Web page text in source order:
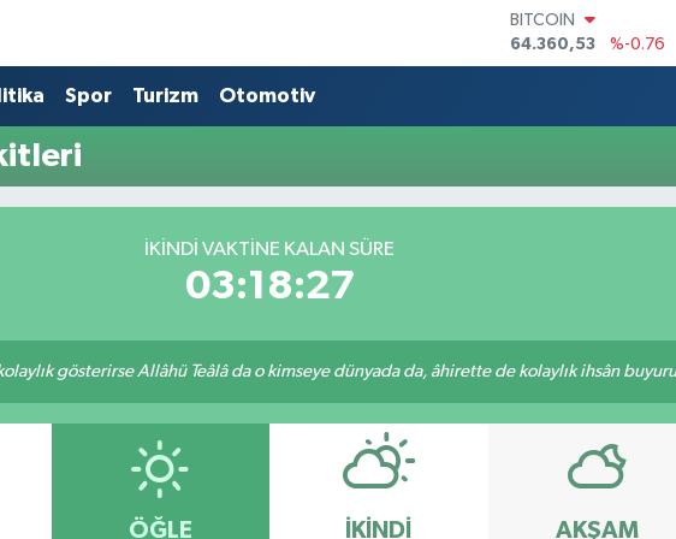
BITCOIN
64.360,53
%-0.76
DOLAR
64,1897
%0.02
Spor Turizm Otomotiv
İKINDI VAKTINE KALAN SÜRE
03:18:27
gösterirse Allâhü Teâlâ da o kimseye dünyada da, âhirette de kolaylık ihsân
ÖĞLE İKINDI AKŞAM